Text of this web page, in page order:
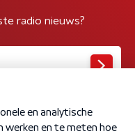
radio nieuws?